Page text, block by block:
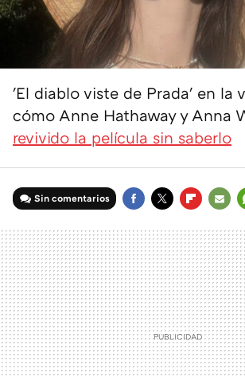
'El diablo viste de Prada' en la
cómo Anne Hathaway y Anna
revivido la película sin saberlo
Sin comentarios
MAIL